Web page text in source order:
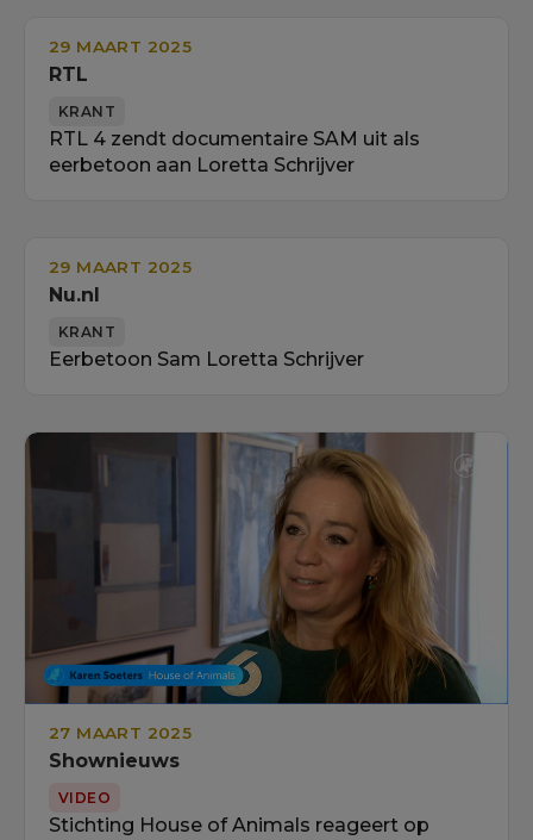
29 MAART 2025
RTL
KRANT
RTL 4 zendt documentaire SAM uit als
eerbetoon aan Loretta Schrijver
29 MAART 2025
Nu.nl
KRANT
Eerbetoon Sam Loretta Schrijver
27 MAART 2025
Shownieuws
VIDEO
Stichting House of Animals reageert op